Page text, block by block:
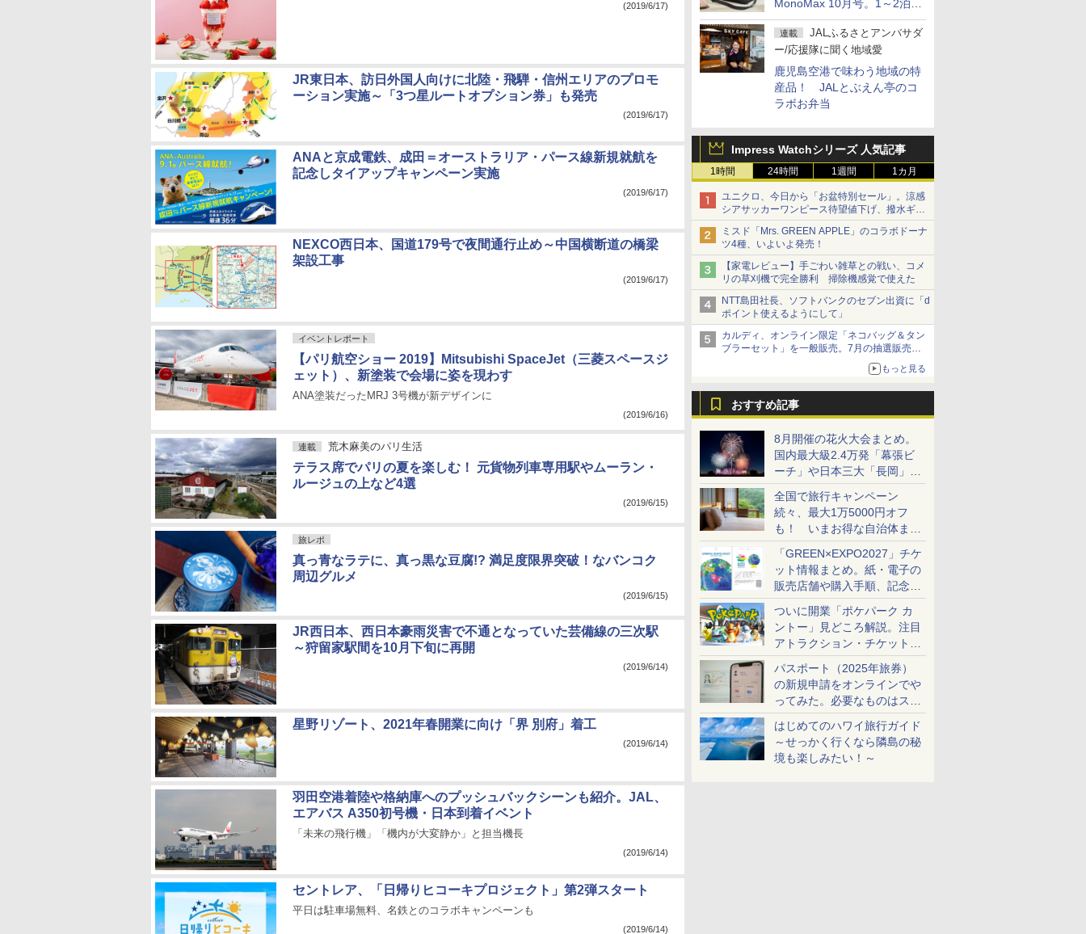
MonoMax 10月号。1～2泊の
荷物、キャリーオンも可能
連載
JALふるさとアンバサダ
ー/応援隊に聞く地域愛
鹿児島空港で味わう地域の特
産品！ JALとぶえん亭のコ
ラボお弁当
Impress Watchシリーズ 人気記事
1時間 24時間 1週間 1カ月
ユニクロ、今日から「お盆特別セール」。涼感
シアサッカーワンピース待望値下げ、撥水ギア
ショーツは1990円に
ミスド「Mrs. GREEN APPLE」のコラボドーナ
ツ4種、いよいよ発売！
【家電レビュー】手ごわい雑草との戦い、コメ
リの草刈機で完全勝利 掃除機感覚で使えた
NTT島田社長、ソフトバンクのセブン出資に「d
ポイント使えるようにして」
カルディ、オンライン限定「ネコバッグ＆タン
ブラーセット」を一般販売。7月の抽選販売の
もっと見る
おすすめ記事
8月開催の花火大会まとめ。
国内最大級2.4万発「幕張ビ
ーチ」や日本三大「長岡」な
ど大型イベント目白押し！
全国で旅行キャンペーン
続々、最大1万5000円オフ
も！ いまお得な自治体まと
め
「GREEN×EXPO2027」チケ
ット情報まとめ。紙・電子の
販売店舗や購入手順、記念チ
ケットも解説
ついに開業「ポケパーク カ
ントー」見どころ解説。注目
アトラクション・チケット手
配・来場前に必要な準備は？
パスポート（2025年旅券）
の新規申請をオンラインでや
ってみた。必要なものはスマ
ホとマイナカードのみ
はじめてのハワイ旅行ガイド
～せっかく行くなら隣島の秘
境も楽しみたい！～
(2019/6/17)
JR東日本、訪日外国人向けに北陸・飛騨・信州エリアのプロモ
ーション実施～「3つ星ルートオプション券」も発売
(2019/6/17)
ANAと京成電鉄、成田＝オーストラリア・パース線新規就航を
記念しタイアップキャンペーン実施
(2019/6/17)
NEXCO西日本、国道179号で夜間通行止め～中国横断道の橋梁
架設工事
(2019/6/17)
イベントレポート
【パリ航空ショー 2019】Mitsubishi SpaceJet（三菱スペースジ
ェット）、新塗装で会場に姿を現わす
ANA塗装だったMRJ 3号機が新デザインに
(2019/6/16)
連載 荒木麻美のパリ生活
テラス席でパリの夏を楽しむ！ 元貨物列車専用駅やムーラン・
ルージュの上など4選
(2019/6/15)
旅レポ
真っ青なラテに、真っ黒な豆腐!? 満足度限界突破！なバンコク
周辺グルメ
(2019/6/15)
JR西日本、西日本豪雨災害で不通となっていた芸備線の三次駅
～狩留家駅間を10月下旬に再開
(2019/6/14)
星野リゾート、2021年春開業に向け「界 別府」着工
(2019/6/14)
羽田空港着陸や格納庫へのプッシュバックシーンも紹介。JAL、
エアバス A350初号機・日本到着イベント
「未来の飛行機」「機内が大変静か」と担当機長
(2019/6/14)
セントレア、「日帰りヒコーキプロジェクト」第2弾スタート
平日は駐車場無料、名鉄とのコラボキャンペーンも
(2019/6/14)